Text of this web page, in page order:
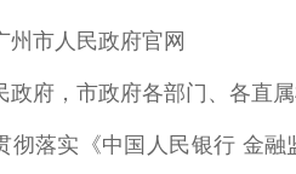
州市人民政府官网
政府，市政府各部门、各直
实《中国人民银行 金融